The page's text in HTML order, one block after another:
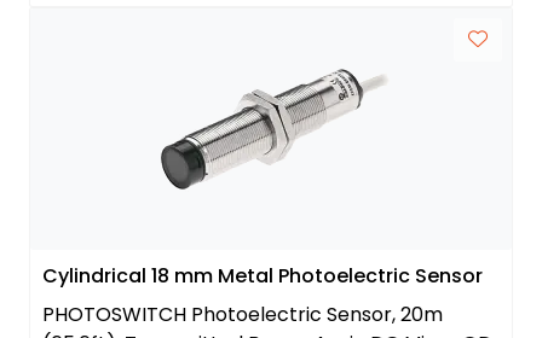
Cylindrical 18 mm Metal Photoelectric Sensor
PHOTOSWITCH Photoelectric Sensor, 20m